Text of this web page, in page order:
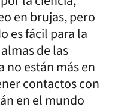
en brujas, pero
es fácil para la
de las
no están más en
contactos con
en el mundo